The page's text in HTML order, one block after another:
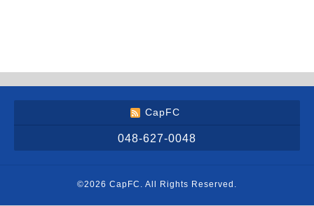
CapFC
048-627-0048
©2026 CapFC . All Rights Reserved.